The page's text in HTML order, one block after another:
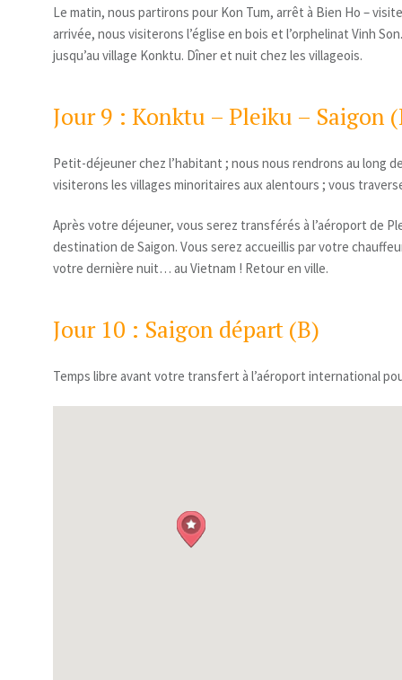
Le matin, nous partirons pour Kon Tum, arrêt à Bien Ho –
arrivée, nous visiterons l’église en bois et l’orphelinat Vinh
jusqu’au village Konktu. Dîner et nuit chez les villageois.
Jour 9 : Konktu – Pleiku – Saigon
Petit-déjeuner chez l’habitant ; nous nous rendrons au long
visiterons les villages minoritaires aux alentours ; vous
Après votre déjeuner, vous serez transférés à l’aéroport de
destination de Saigon. Vous serez accueillis par votre
votre dernière nuit… au Vietnam ! Retour en ville.
Jour 10 : Saigon départ (B)
Temps libre avant votre transfert à l’aéroport international